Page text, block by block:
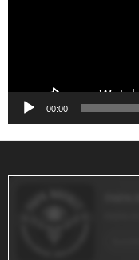
00:00